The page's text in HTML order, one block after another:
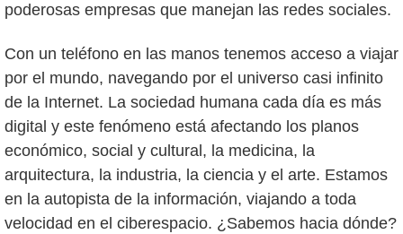
poderosas empresas que manejan las redes sociales.
Con un teléfono en las manos tenemos acceso a viajar
por el mundo, navegando por el universo casi infinito
de la Internet. La sociedad humana cada día es más
digital y este fenómeno está afectando los planos
económico, social y cultural, la medicina, la
arquitectura, la industria, la ciencia y el arte. Estamos
en la autopista de la información, viajando a toda
velocidad en el ciberespacio. ¿Sabemos hacia dónde?